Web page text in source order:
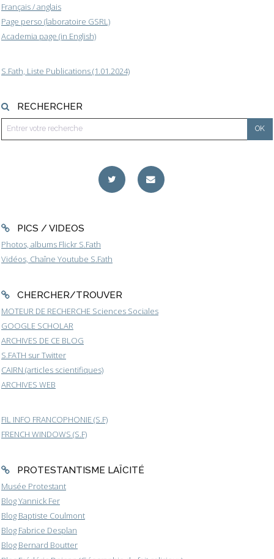
Français / anglais
Page perso (laboratoire GSRL)
Academia page (in English)
S.Fath, Liste Publications (1.01.2024)
RECHERCHER
PICS / VIDEOS
Photos, albums Flickr S.Fath
Vidéos, Chaîne Youtube S.Fath
CHERCHER/TROUVER
MOTEUR DE RECHERCHE Sciences Sociales
GOOGLE SCHOLAR
ARCHIVES DE CE BLOG
S.FATH sur Twitter
CAIRN (articles scientifiques)
ARCHIVES WEB
FIL INFO FRANCOPHONIE (S.F)
FRENCH WINDOWS (S.F)
PROTESTANTISME LAÏCITÉ
Musée Protestant
Blog Yannick Fer
Blog Baptiste Coulmont
Blog Fabrice Desplan
Blog Bernard Boutter